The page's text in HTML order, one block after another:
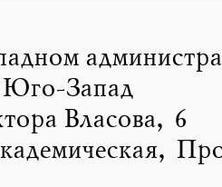
Юго-Запад
Власова, 6